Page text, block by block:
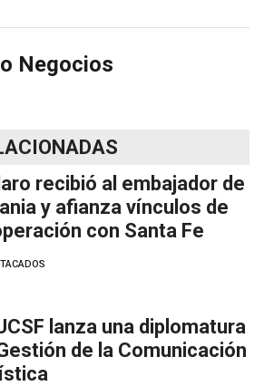
Negocios
recibió al embajador de
y afianza vínculos de
con Santa Fe
lanza una diplomatura
de la Comunicación